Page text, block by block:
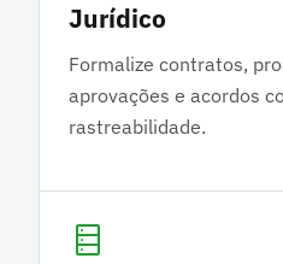
Jurídico
Formalize contratos,
aprovações e acordos
rastreabilidade.